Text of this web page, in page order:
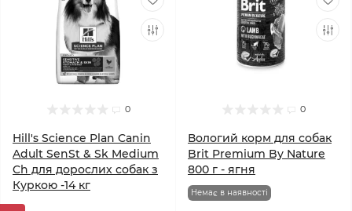
0
Hill's Science Plan Canin
Adult SenSt & Sk Medium
Ch для дорослих собак з
Куркою -14 кг
0
Вологий корм для собак
Brit Premium By Nature
800 г - ягня
Немає в наявності